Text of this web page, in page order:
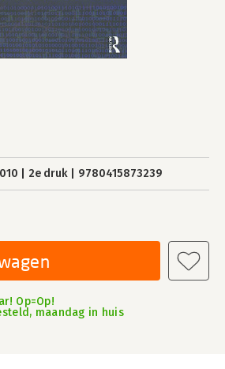
2e druk 9780415873239
Op=Op!
maandag in huis